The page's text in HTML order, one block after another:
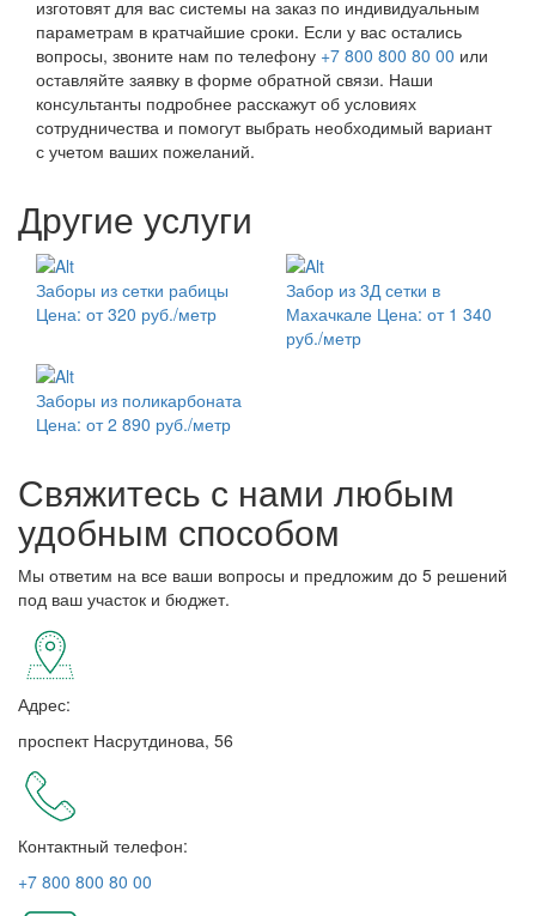
изготовят для вас системы на заказ по индивидуальным
параметрам в кратчайшие сроки. Если у вас остались
вопросы, звоните нам по телефону +7 800 800 80 00 или
оставляйте заявку в форме обратной связи. Наши
консультанты подробнее расскажут об условиях
сотрудничества и помогут выбрать необходимый вариант
с учетом ваших пожеланий.
Другие услуги
Заборы из сетки рабицы
Цена: от 320 руб./метр
Забор из 3Д сетки в
Махачкале Цена: от 1 340
руб./метр
Заборы из поликарбоната
Цена: от 2 890 руб./метр
Свяжитесь с нами любым
удобным способом
Мы ответим на все ваши вопросы и предложим до 5 решений
под ваш участок и бюджет.
Адрес:
проспект Насрутдинова, 56
Контактный телефон:
+7 800 800 80 00